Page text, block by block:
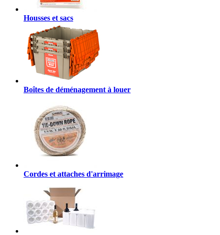
Housses et sacs
Boîtes de déménagement à louer
Cordes et attaches d'arrimage